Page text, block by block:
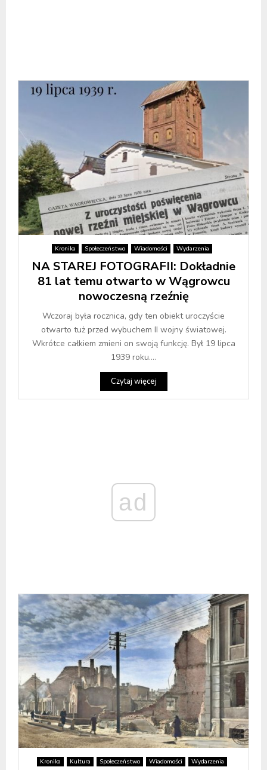
Kronika Społeczeństwo Wiadomości Wydarzenia
NA STAREJ FOTOGRAFII: Dokładnie
81 lat temu otwarto w Wągrowcu
nowoczesną rzeźnię
Wczoraj była rocznica, gdy ten obiekt uroczyście
otwarto tuż przed wybuchem II wojny światowej.
Wkrótce całkiem zmieni on swoją funkcję. Był 19 lipca
1939 roku....
Czytaj więcej
ad
Kronika Kultura Społeczeństwo Wiadomości Wydarzenia